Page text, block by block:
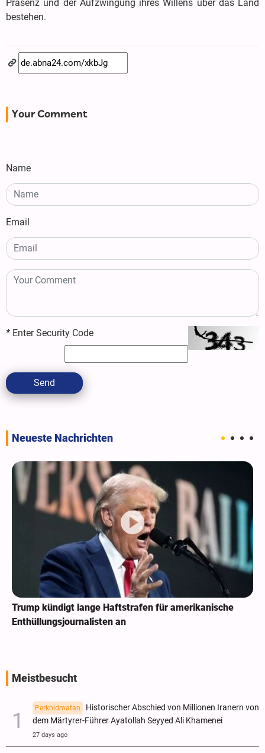
Präsenz und der Aufzwingung ihres Willens über das Land
bestehen.
Your Comment
Name
Email
* Enter Security Code
Send
Neueste Nachrichten
Trump kündigt lange Haftstrafen für amerikanische
Enthüllungsjournalisten an
Meistbesucht
Perkhidmatan
Historischer Abschied von Millionen Iranern von
dem Märtyrer-Führer Ayatollah Seyyed Ali Khamenei
27 days ago